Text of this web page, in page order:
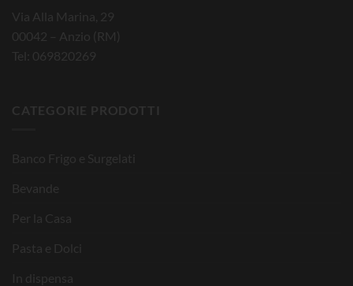
Via Alla Marina, 29
00042 – Anzio (RM)
Tel: 069820269
CATEGORIE PRODOTTI
Banco Frigo e Surgelati
Bevande
Per la Casa
Pasta e Dolci
In dispensa